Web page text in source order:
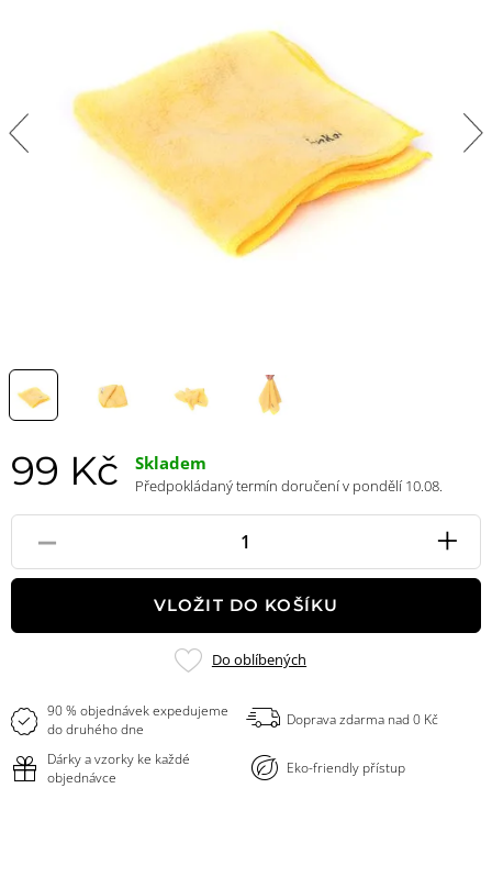
99 Kč Skladem
Předpokládaný termín doručení v pondělí 10.08.
-
Pole
množství
+
VLOŽIT DO KOŠÍKU
Přidat
Do oblíbených
90 % objednávek expedujeme
do druhého dne
Doprava zdarma nad 0 Kč
Dárky a vzorky ke každé
objednávce
Eko-friendly přístup